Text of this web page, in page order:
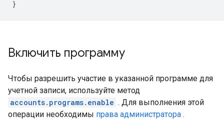
}
Включить программу
Чтобы разрешить участие в указанной программе для
учетной записи, используйте метод
accounts.programs.enable . Для выполнения этой
операции необходимы права администратора .